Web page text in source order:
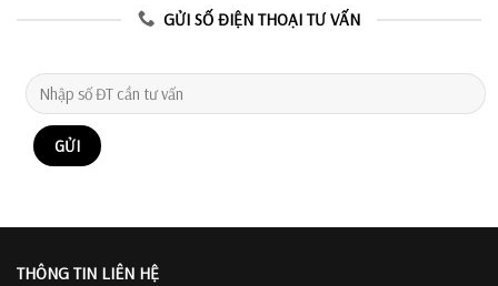
GỬI SỐ ĐIỆN THOẠI TƯ VẤN
THÔNG TIN LIÊN HỆ